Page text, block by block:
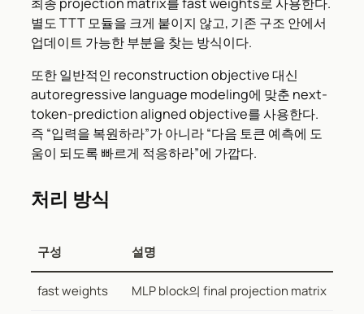
별도 TTT 모듈을 크게 붙이지 않고, 기존 구조 안에서
업데이트 가능한 부분을 찾는 방식이다.
또한 일반적인 reconstruction objective 대신
autoregressive language modeling에 맞춘 next-
token-prediction aligned objective를 사용한다.
즉 “입력을 복원하라”가 아니라 “다음 토큰 예측에 도
움이 되도록 빠르게 적응하라”에 가깝다.
처리 방식
구성 설명
fast weights MLP block의 final projection matrix